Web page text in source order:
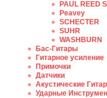
PAUL REED
Peavey
SCHECTER
SUHR
WASHBURN
Бас-Гитары
Гитарное усиление
Примочки
Датчики
Акустические
Ударные